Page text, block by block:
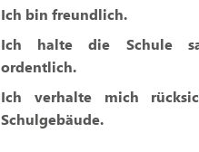
Ich bin freundlich.
Ich halte die Schule
ordentlich.
Ich verhalte mich
Schulgebäude.